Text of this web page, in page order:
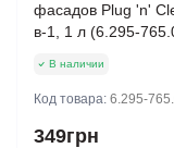
фасадов Plug 'n'
в-1, 1 л (6.295-
В наличии
Код товара: 6.295-
349грн